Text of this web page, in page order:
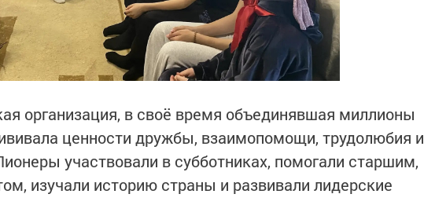
организация, в своё время объединявшая миллионы
ценности дружбы, взаимопомощи, трудолюбия и
участвовали в субботниках, помогали старшим,
изучали историю страны и развивали лидерские